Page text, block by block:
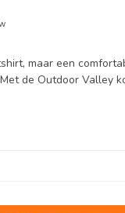
maar een
de Outdoor Valley